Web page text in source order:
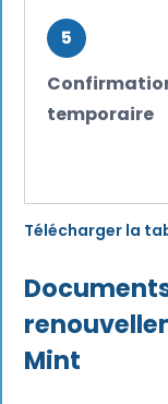
5
temporaire
Télécharger la
Mint